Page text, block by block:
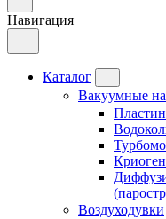
Навигация
Каталог
Вакуумные
Воздуходувки